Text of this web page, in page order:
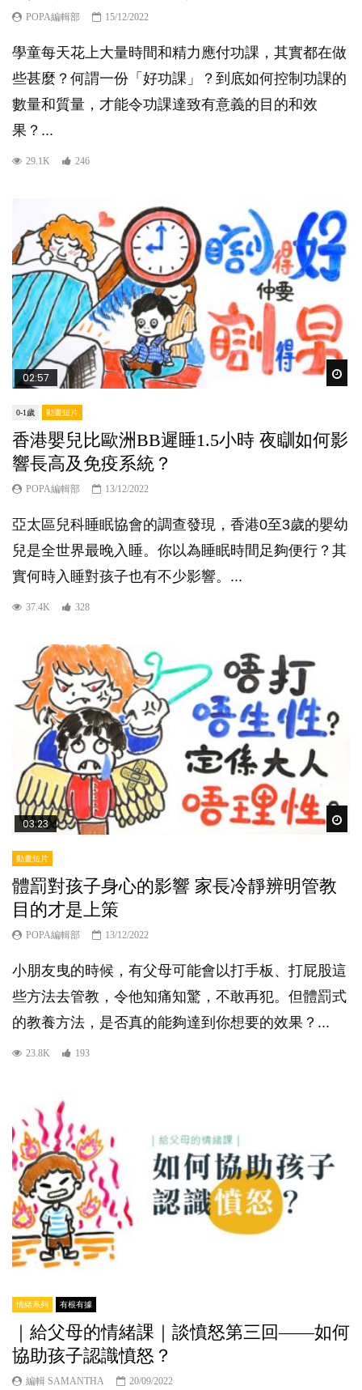
POPA編輯部 15/12/2022
學童每天花上大量時間和精力應付功課，其實都在做
些甚麼？何謂一份「好功課」？到底如何控制功課的
數量和質量，才能令功課達致有意義的目的和效
果？...
29.1K 246
02:57
0-1歲 動畫短片
香港嬰兒比歐洲BB遲睡1.5小時 夜瞓如何影
響長高及免疫系統？
POPA編輯部 13/12/2022
亞太區兒科睡眠協會的調查發現，香港0至3歲的嬰幼
兒是全世界最晚入睡。你以為睡眠時間足夠便行？其
實何時入睡對孩子也有不少影響。...
37.4K 328
03:23
動畫短片
體罰對孩子身心的影響 家長冷靜辨明管教
目的才是上策
POPA編輯部 13/12/2022
小朋友曳的時候，有父母可能會以打手板、打屁股這
些方法去管教，令他知痛知驚，不敢再犯。但體罰式
的教養方法，是否真的能夠達到你想要的效果？...
23.8K 193
情緒系列 有根有據
｜給父母的情緒課｜談憤怒第三回——如何
協助孩子認識憤怒？
編輯 SAMANTHA 20/09/2022